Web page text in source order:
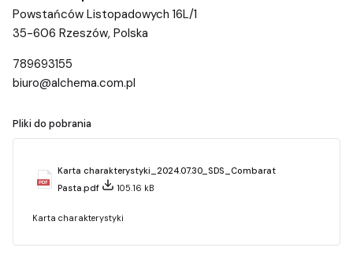
Powstańców Listopadowych 16L/1
35-606 Rzeszów, Polska
789693155
biuro@alchema.com.pl
Pliki do pobrania
Karta charakterystyki_2024.07.30_SDS_Combarat
Pasta.pdf
105.16 kB
Karta charakterystyki